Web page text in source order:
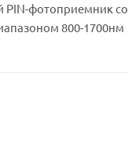
PIN-фотоприемник со
800-1700нм